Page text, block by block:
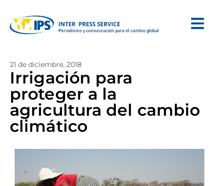
21 de diciembre, 2018
Irrigación para
proteger a la
agricultura del cambio
climático